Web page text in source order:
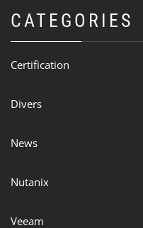
CATEGORIES
Certification
Divers
News
Nutanix
Veeam